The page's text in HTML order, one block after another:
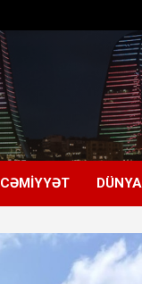
CƏMIYYƏT DÜNYA